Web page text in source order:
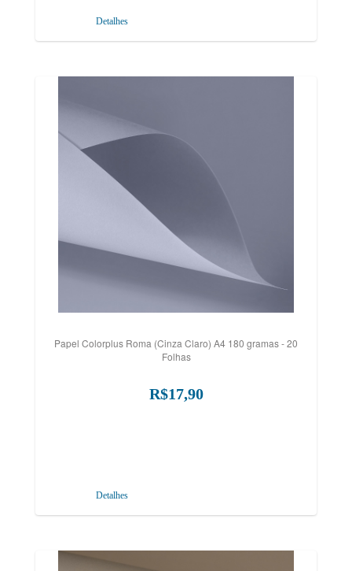
Detalhes
Papel Colorplus Roma (Cinza Claro) A4 180 gramas - 20
Folhas
R$17,90
Detalhes